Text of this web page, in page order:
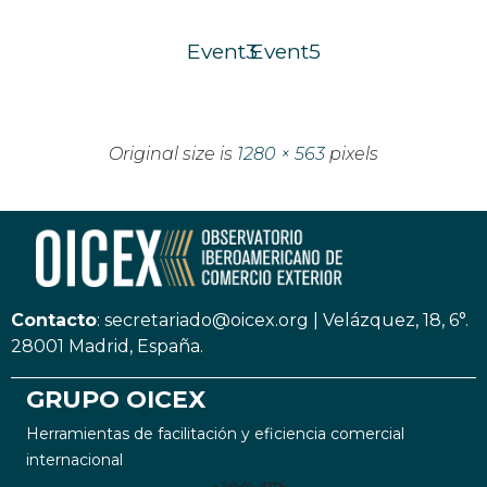
Event3Event5
Original size is 1280 × 563 pixels
Contacto: secretariado@oicex.org
Velázquez, 18, 6°.
28001 Madrid, España.
GRUPO OICEX
Herramientas de facilitación y eficiencia comercial
internacional